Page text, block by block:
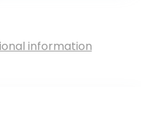
information